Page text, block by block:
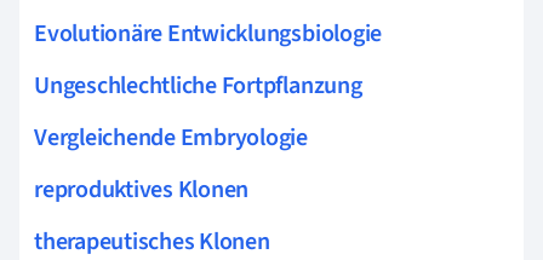
Evolutionäre Entwicklungsbiologie
Ungeschlechtliche Fortpflanzung
Vergleichende Embryologie
reproduktives Klonen
therapeutisches Klonen